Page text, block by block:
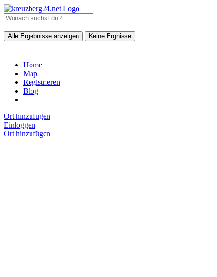
Alle Ergebnisse anzeigen Keine Ergnisse
Home
Map
Registrieren
Blog
Ort hinzufügen
Einloggen
Ort hinzufügen